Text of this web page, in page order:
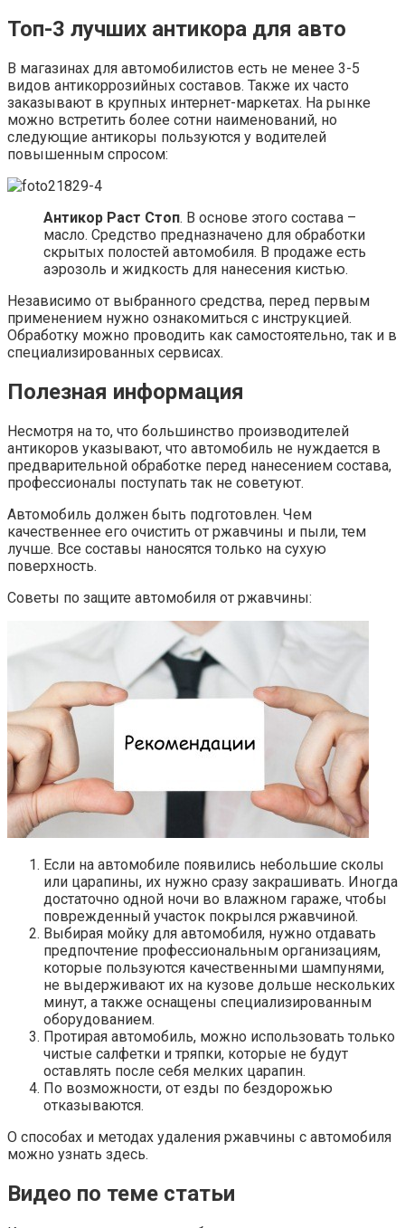
Топ-3 лучших антикора для авто
В магазинах для автомобилистов есть не менее 3-5
видов антикоррозийных составов. Также их часто
заказывают в крупных интернет-маркетах. На рынке
можно встретить более сотни наименований, но
следующие антикоры пользуются у водителей
повышенным спросом:
Антикор Раст Стоп. В основе этого состава –
масло. Средство предназначено для обработки
скрытых полостей автомобиля. В продаже есть
аэрозоль и жидкость для нанесения кистью.
Независимо от выбранного средства, перед первым
применением нужно ознакомиться с инструкцией.
Обработку можно проводить как самостоятельно, так и в
специализированных сервисах.
Полезная информация
Несмотря на то, что большинство производителей
антикоров указывают, что автомобиль не нуждается в
предварительной обработке перед нанесением состава,
профессионалы поступать так не советуют.
Автомобиль должен быть подготовлен. Чем
качественнее его очистить от ржавчины и пыли, тем
лучше. Все составы наносятся только на сухую
поверхность.
Советы по защите автомобиля от ржавчины:
Если на автомобиле появились небольшие сколы
или царапины, их нужно сразу закрашивать. Иногда
достаточно одной ночи во влажном гараже, чтобы
поврежденный участок покрылся ржавчиной.
Выбирая мойку для автомобиля, нужно отдавать
предпочтение профессиональным организациям,
которые пользуются качественными шампунями,
не выдерживают их на кузове дольше нескольких
минут, а также оснащены специализированным
оборудованием.
Протирая автомобиль, можно использовать только
чистые салфетки и тряпки, которые не будут
оставлять после себя мелких царапин.
По возможности, от езды по бездорожью
отказываются.
О способах и методах удаления ржавчины с автомобиля
можно узнать здесь.
Видео по теме статьи